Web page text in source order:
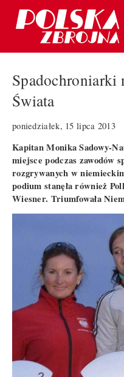
Spadochroniarki
Świata
poniedziałek, 15 lipca 2013
Kapitan Monika Sadowy-
miejsce podczas zawodów
rozgrywanych w
podium stanęła również
Wiesner. Triumfowała